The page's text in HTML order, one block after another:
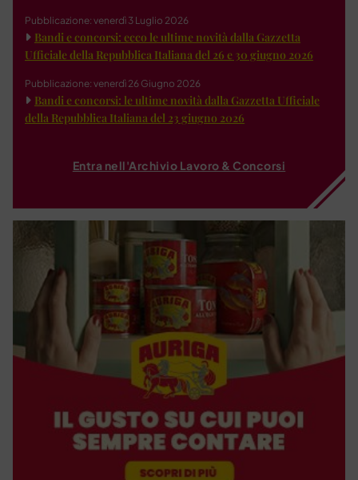
Pubblicazione: venerdì 3 Luglio 2026
Bandi e concorsi: ecco le ultime novità dalla Gazzetta
Ufficiale della Repubblica Italiana del 26 e 30 giugno 2026
Pubblicazione: venerdì 26 Giugno 2026
Bandi e concorsi: le ultime novità dalla Gazzetta Ufficiale
della Repubblica Italiana del 23 giugno 2026
Entra nell'Archivio Lavoro & Concorsi